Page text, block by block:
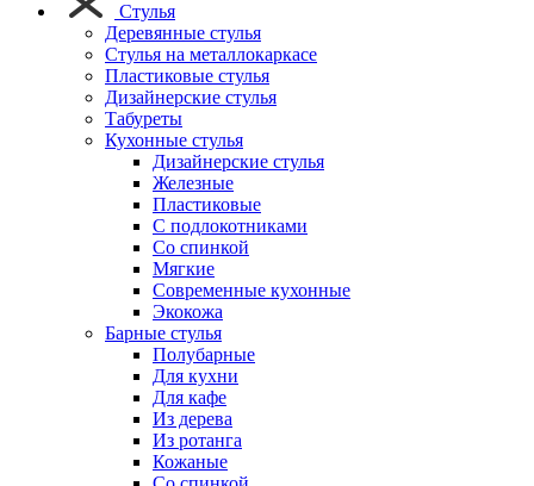
Стулья
Деревянные стулья
Стулья на металлокаркасе
Пластиковые стулья
Дизайнерские стулья
Табуреты
Кухонные стулья
Дизайнерские стулья
Железные
Пластиковые
С подлокотниками
Со спинкой
Мягкие
Современные кухонные
Экокожа
Барные стулья
Полубарные
Для кухни
Для кафе
Из дерева
Из ротанга
Кожаные